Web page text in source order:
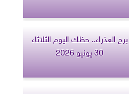
برج العذراء.. حظك اليوم الثلاثاء
30 يونيو 2026